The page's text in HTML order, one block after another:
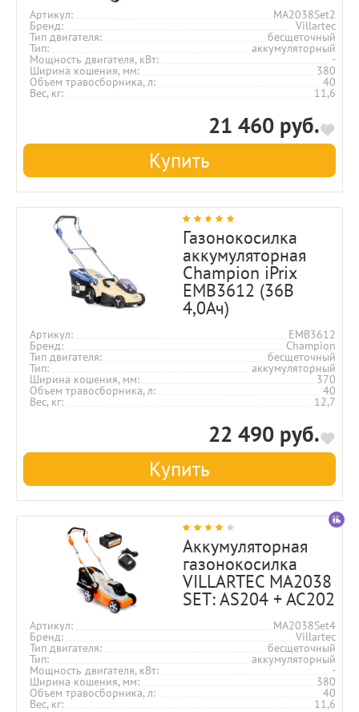
Артикул MA2038Set2
Бренд Villartec
Тип двигателя бесщеточный
Тип аккумуляторный
Мощность двигателя, кВт -
Ширина кошения, мм 380
Объем травосборника, л 40
Вес, кг 11,6
21 460 руб.
Купить
Газонокосилка
аккумуляторная
Champion iPrix
EMB3612 (36В
4,0Ач)
Артикул EMB3612
Бренд Champion
Тип двигателя бесщеточный
Тип аккумуляторный
Ширина кошения, мм 370
Объем травосборника, л 40
Вес, кг 12,7
22 490 руб.
Купить
Аккумуляторная
газонокосилка
VILLARTEC MA2038
SET: AS204 + AC202
Артикул MA2038Set4
Бренд Villartec
Тип двигателя бесщеточный
Тип аккумуляторный
Мощность двигателя, кВт -
Ширина кошения, мм 380
Объем травосборника, л 40
Вес, кг 11,6